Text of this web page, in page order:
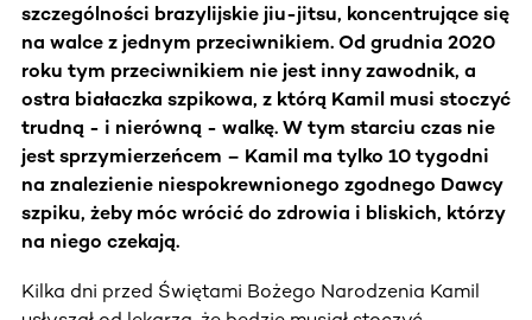
szczególności brazylijskie jiu-jitsu, koncentrujące się
na walce z jednym przeciwnikiem. Od grudnia 2020
roku tym przeciwnikiem nie jest inny zawodnik, a
ostra białaczka szpikowa, z którą Kamil musi stoczyć
trudną - i nierówną - walkę. W tym starciu czas nie
jest sprzymierzeńcem – Kamil ma tylko 10 tygodni
na znalezienie niespokrewnionego zgodnego Dawcy
szpiku, żeby móc wrócić do zdrowia i bliskich, którzy
na niego czekają.
Kilka dni przed Świętami Bożego Narodzenia Kamil